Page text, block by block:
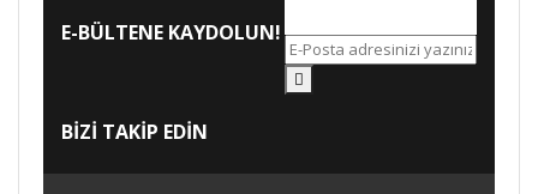
E-BÜLTENE KAYDOLUN!
BİZİ TAKİP EDİN